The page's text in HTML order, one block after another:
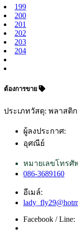
199
200
201
202
203
204
ต้องการขาย
ประเภทวัสดุ: พลาสติก
ผู้ลงประกาศ:
อุศณีย์
หมายเลขโทรศั
086-3689160
อีเมล์:
Facebook / Line: